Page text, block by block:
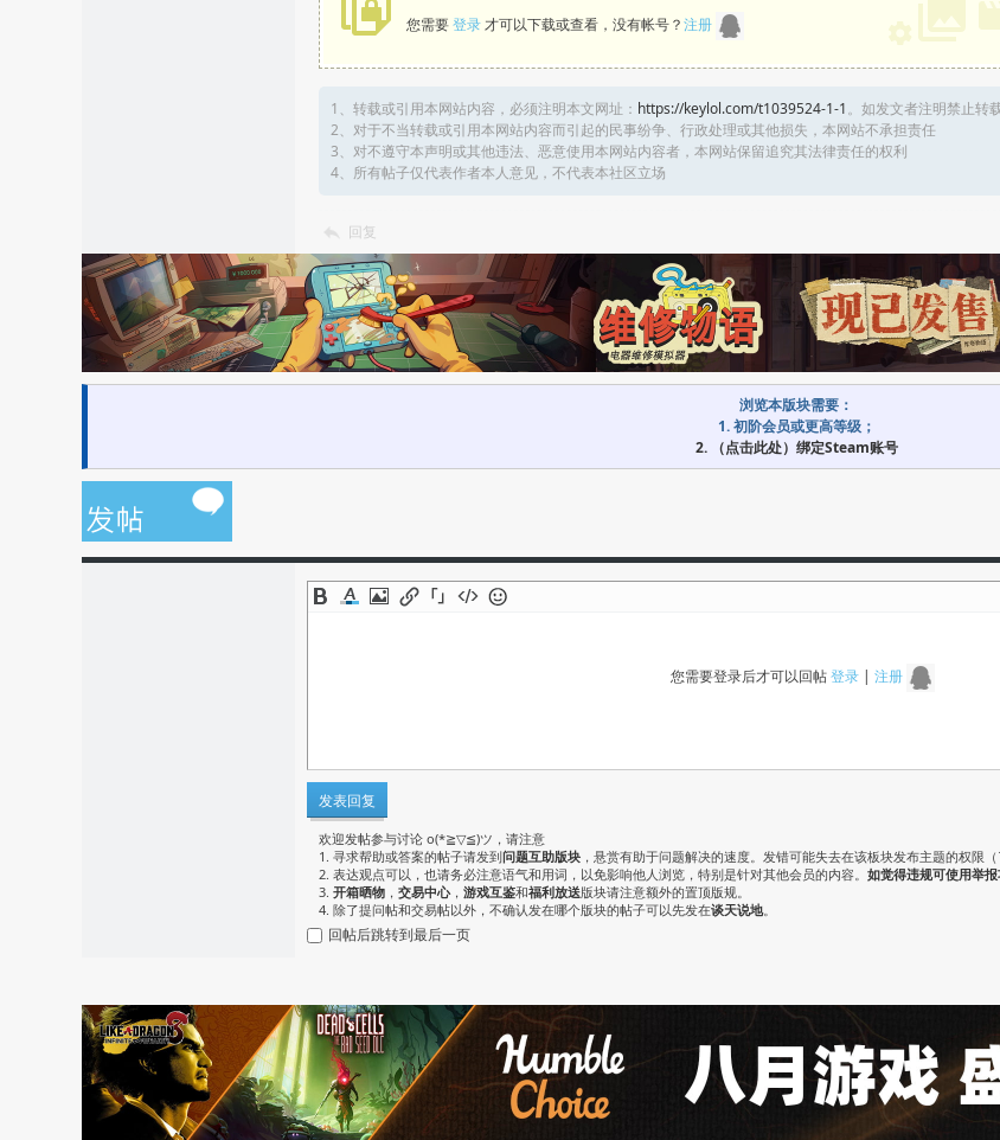
您需要登录才可以下载或查看，没有帐号？注册
1、转载或引用本网站内容，必须注明本文网址： https://keylol.com/t1039524-1-1。如发文者注明禁止转
2、对于不当转载或引用本网站内容而引起的民事纷争、行政处理或其他损失，本网站不承担责任
3、对不遵守本声明或其他违法、恶意使用本网站内容者，本网站保留追究其法律责任的权利
4、所有帖子仅代表作者本人意见，不代表本社区立场
回复
浏览本版块需要：
1. 初阶会员或更高等级；
2. （点击此处）绑定Steam账号
您需要登录后才可以回帖登录| 注册
发表回复
欢迎发帖参与讨论 o(*≧▽≦)ツ，请注意
1. 寻求帮助或答案的帖子请发到问题互助版块 ，悬赏有助于问题解决的速度。发错可能失去在该板块发布主题的权限（
2. 表达观点可以，也请务必注意语气和用词，以免影响他人浏览，特别是针对其他会员的内容。 如觉得违规可使用举
3. 开箱晒物 ， 交易中心， 游戏互鉴和福利放送版块请注意额外的置顶版规。
4. 除了提问帖和交易帖以外，不确认发在哪个版块的帖子可以先发在谈天说地。
回帖后跳转到最后一页